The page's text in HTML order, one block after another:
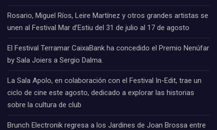
Rosario, Miguel Ríos, Leire Martínez y otros grandes artistas se
unen al Festival Mar d’Estiu del 31 de julio al 17 de agosto
El Festival Terramar CaixaBank ha concedido el Premio Nenúfar
by Sala Joiers a Sergio Dalma.
La Sala Apolo, en colaboración con el Festival In-Edit, trae un
ciclo de cine este agosto, dedicado a explorar las historias
sobre la cultura de club
Brunch Electronik regresa a los Jardines de Joan Brossa entre